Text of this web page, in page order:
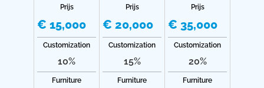
Prijs
€ 15,000
Customization
10%
Furniture
Prijs
€ 20,000
Customization
15%
Furniture
Prijs
€ 35,000
Customization
20%
Furniture